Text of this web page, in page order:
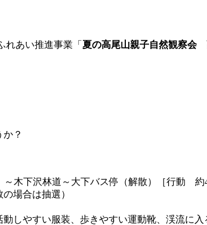
れあい推進事業「 夏の高尾山親子自然観察会
？
～木下沢林道～大下バス停（解散）［行動 約4
場合は抽選）
しやすい服装、歩きやすい運動靴、渓流に